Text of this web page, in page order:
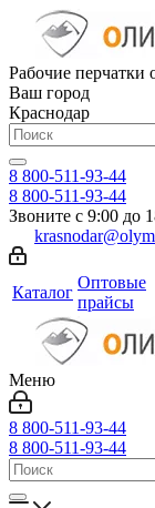
Рабочие перчатки
Ваш город
Краснодар
8 800-511-93-44
8 800-511-93-44
Звоните с 9:00 до
Каталог
Оптовые
прайсы
Меню
8 800-511-93-44
8 800-511-93-44